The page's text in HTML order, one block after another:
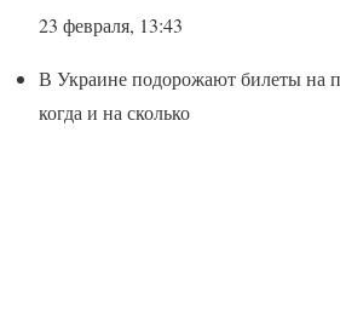
23 февраля, 13:43
В Украине подорожают билеты на
когда и на сколько